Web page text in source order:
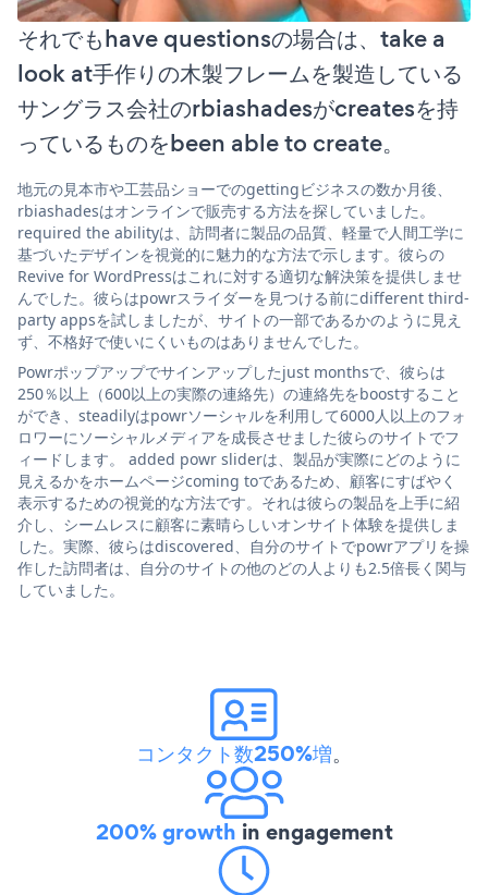
それでもhave questionsの場合は、take a
look at手作りの木製フレームを製造している
サングラス会社のrbiashadesがcreatesを持
っているものをbeen able to create。
地元の見本市や工芸品ショーでのgettingビジネスの数か月後、
rbiashadesはオンラインで販売する方法を探していました。
required the abilityは、訪問者に製品の品質、軽量で人間工学に
基づいたデザインを視覚的に魅力的な方法で示します。彼らの
Revive for WordPressはこれに対する適切な解決策を提供しませ
んでした。彼らはpowrスライダーを見つける前にdifferent third-
party appsを試しましたが、サイトの一部であるかのように見え
ず、不格好で使いにくいものはありませんでした。
Powrポップアップでサインアップしたjust monthsで、彼らは
250％以上（600以上の実際の連絡先）の連絡先をboostすること
ができ、steadilyはpowrソーシャルを利用して6000人以上のフォ
ロワーにソーシャルメディアを成長させました彼らのサイトでフ
ィードします。 added powr sliderは、製品が実際にどのように
見えるかをホームページcoming toであるため、顧客にすばやく
表示するための視覚的な方法です。それは彼らの製品を上手に紹
介し、シームレスに顧客に素晴らしいオンサイト体験を提供しま
した。実際、彼らはdiscovered、自分のサイトでpowrアプリを操
作した訪問者は、自分のサイトの他のどの人よりも2.5倍長く関与
していました。
コンタクト数250%増。
200% growth in engagement